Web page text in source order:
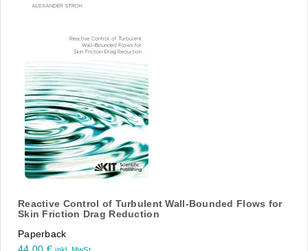
Reactive Control of Turbulent Wall-Bounded Flows for
Skin Friction Drag Reduction
Paperback